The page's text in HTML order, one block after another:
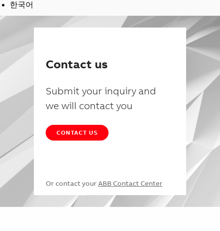
한국어
Contact us
Submit your inquiry and
we will contact you
CONTACT US
Or contact your ABB Contact Center